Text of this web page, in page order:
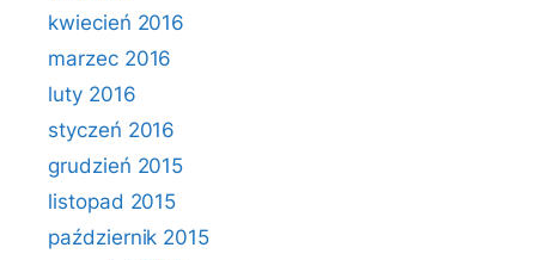
kwiecień 2016
marzec 2016
luty 2016
styczeń 2016
grudzień 2015
listopad 2015
październik 2015